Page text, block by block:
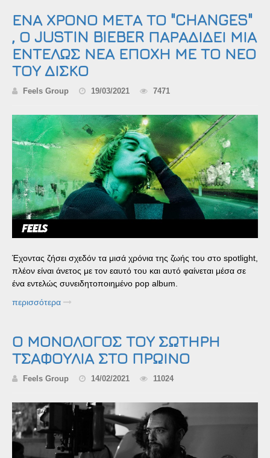
ΕΝΑ ΧΡΟΝΟ ΜΕΤΑ ΤΟ "CHANGES"
, Ο JUSTIN BIEBER ΠΑΡΑΔΙΔΕΙ ΜΙΑ
ΕΝΤΕΛΩΣ ΝΕΑ ΕΠΟΧΗ ΜΕ ΤΟ ΝΕΟ
ΤΟΥ ΔΙΣΚΟ
Feels Group 19/03/2021 7471
Έχοντας ζήσει σχεδόν τα μισά χρόνια της ζωής του στο spotlight,
πλέον είναι άνετος με τον εαυτό του και αυτό φαίνεται μέσα σε
ένα εντελώς συνειδητοποιημένο pop album.
περισσότερα
Ο ΜΟΝΟΛΟΓΟΣ ΤΟΥ ΣΩΤΗΡΗ
ΤΣΑΦΟΥΛΙΑ ΣΤΟ ΠΡΩΙΝΟ
Feels Group 14/02/2021 11024